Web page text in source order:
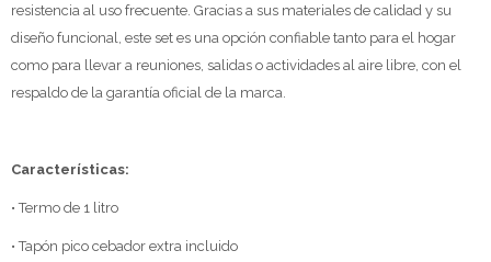
resistencia al uso frecuente. Gracias a sus materiales de calidad y su
diseño funcional, este set es una opción confiable tanto para el hogar
como para llevar a reuniones, salidas o actividades al aire libre, con el
respaldo de la garantía oficial de la marca.
Características:
• Termo de 1 litro
• Tapón pico cebador extra incluido